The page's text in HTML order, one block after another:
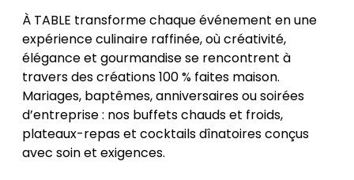
À TABLE transforme chaque événement en une
expérience culinaire raffinée, où créativité,
élégance et gourmandise se rencontrent à
travers des créations 100 % faites maison.
Mariages, baptêmes, anniversaires ou soirées
d’entreprise : nos buffets chauds et froids,
plateaux-repas et cocktails dînatoires conçus
avec soin et exigences.